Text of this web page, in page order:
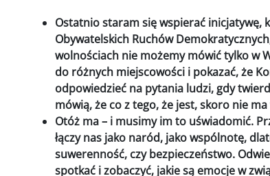
Ostatnio staram się wspierać inicjatywę,
Obywatelskich Ruchów
wolnościach nie możemy mówić tylko w
do różnych miejscowości i pokazać, że
odpowiedzieć na pytania ludzi, gdy
mówią, że co z tego, że jest, skoro nie ma
Otóż ma – i musimy im to uświadomić.
łączy nas jako naród, jako wspólnotę,
suwerenność, czy bezpieczeństwo.
spotkać i zobaczyć, jakie są emocje w